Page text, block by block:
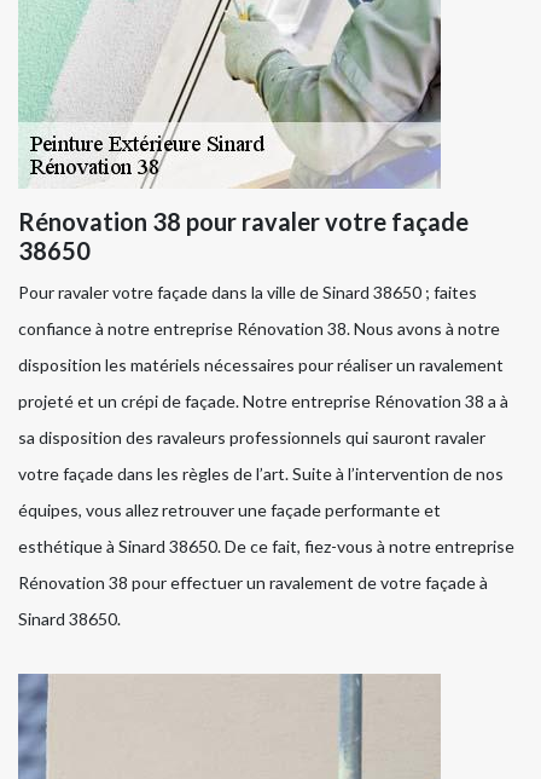
Rénovation 38 pour ravaler votre façade
38650
Pour ravaler votre façade dans la ville de Sinard 38650 ; faites
confiance à notre entreprise Rénovation 38. Nous avons à notre
disposition les matériels nécessaires pour réaliser un ravalement
projeté et un crépi de façade. Notre entreprise Rénovation 38 a à
sa disposition des ravaleurs professionnels qui sauront ravaler
votre façade dans les règles de l’art. Suite à l’intervention de nos
équipes, vous allez retrouver une façade performante et
esthétique à Sinard 38650. De ce fait, fiez-vous à notre entreprise
Rénovation 38 pour effectuer un ravalement de votre façade à
Sinard 38650.